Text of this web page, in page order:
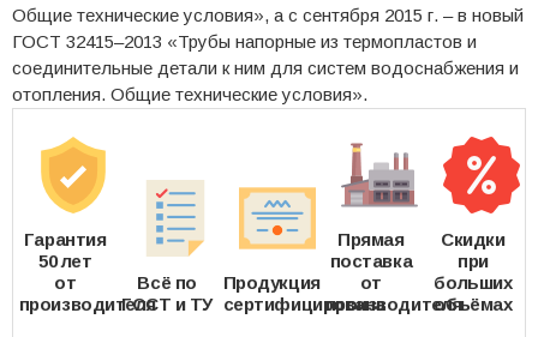
Общие технические условия», а с сентября 2015 г. – в новый
ГОСТ 32415–2013 «Трубы напорные из термопластов и
соединительные детали к ним для систем водоснабжения и
отопления. Общие технические условия».
Гарантия
50 лет
от
производителя
Всё по
ГОСТ и ТУ
Продукция
сертифицирована
Прямая
поставка
от
производителя
Скидки
при
больших
объёмах